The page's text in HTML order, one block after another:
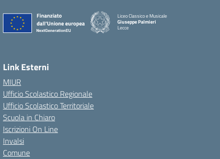
Liceo Classico e Musicale
Giuseppe Palmieri
Lecce
Link Esterni
MIUR
Ufficio Scolastico Regionale
Ufficio Scolastico Territoriale
Scuola in Chiaro
Iscrizioni On Line
Invalsi
Comune